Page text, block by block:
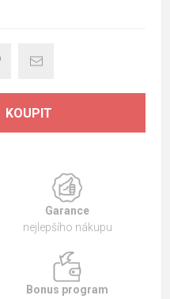
KOUPIT
Garance
nejlepšího nákupu
Bonus program